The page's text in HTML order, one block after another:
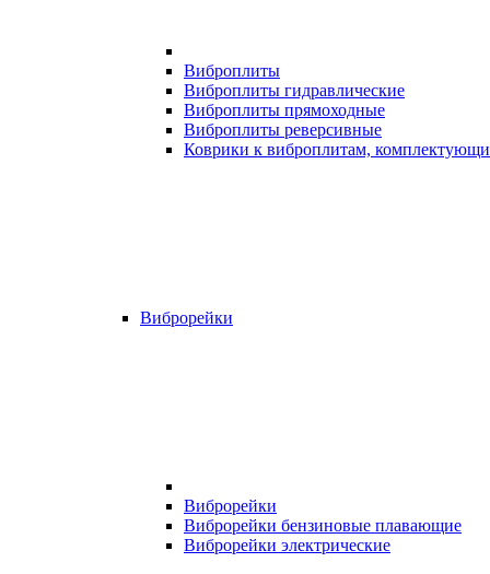
Виброплиты
Виброплиты гидравлические
Виброплиты прямоходные
Виброплиты реверсивные
Коврики к виброплитам,
Виброрейки
Виброрейки
Виброрейки бензиновые плавающие
Виброрейки электрические